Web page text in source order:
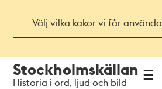
Välj vilka kakor vi får använda
navigationen
huvudinnehållet
Stockholmskällan
Historia i ord, ljud och bild